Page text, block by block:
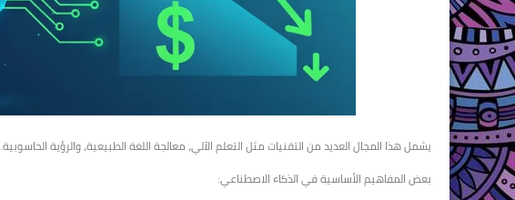
يشمل هذا المجال العديد من التقنيات مثل التعلم الآلي، معالجة اللغة الطبيعية، والرؤية الحاسوبية.
بعض المفاهيم الأساسية في الذكاء الاصطناعي: